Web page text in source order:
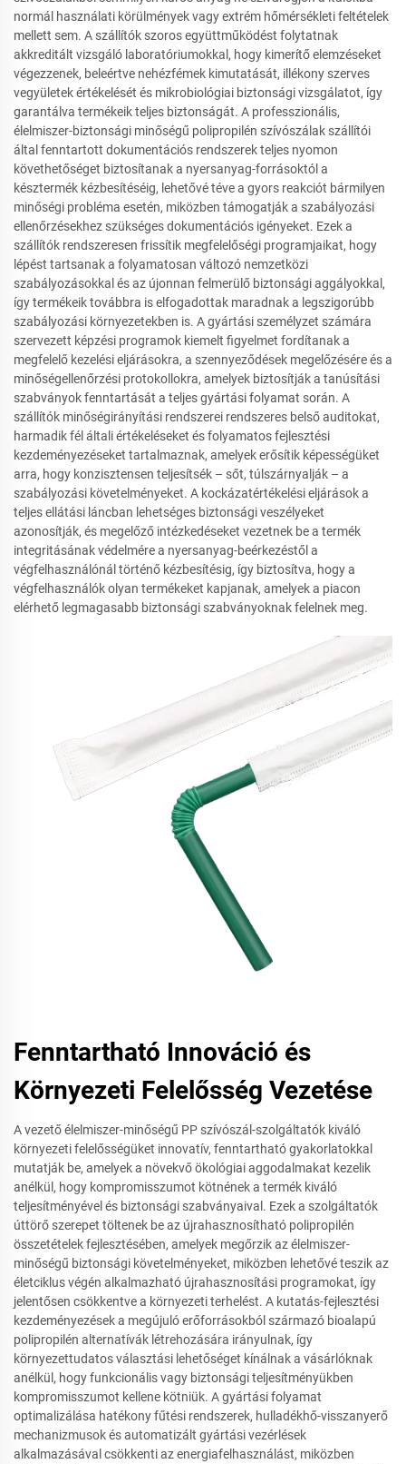
normál használati körülmények vagy extrém hőmérsékleti feltételek
mellett sem. A szállítók szoros együttműködést folytatnak
akkreditált vizsgáló laboratóriumokkal, hogy kimerítő elemzéseket
végezzenek, beleértve nehézfémek kimutatását, illékony szerves
vegyületek értékelését és mikrobiológiai biztonsági vizsgálatot, így
garantálva termékeik teljes biztonságát. A professzionális,
élelmiszer-biztonsági minőségű polipropilén szívószálak szállítói
által fenntartott dokumentációs rendszerek teljes nyomon
követhetőséget biztosítanak a nyersanyag-forrásoktól a
késztermék kézbesítéséig, lehetővé téve a gyors reakciót bármilyen
minőségi probléma esetén, miközben támogatják a szabályozási
ellenőrzésekhez szükséges dokumentációs igényeket. Ezek a
szállítók rendszeresen frissítik megfelelőségi programjaikat, hogy
lépést tartsanak a folyamatosan változó nemzetközi
szabályozásokkal és az újonnan felmerülő biztonsági aggályokkal,
így termékeik továbbra is elfogadottak maradnak a legszigorúbb
szabályozási környezetekben is. A gyártási személyzet számára
szervezett képzési programok kiemelt figyelmet fordítanak a
megfelelő kezelési eljárásokra, a szennyeződések megelőzésére és a
minőségellenőrzési protokollokra, amelyek biztosítják a tanúsítási
szabványok fenntartását a teljes gyártási folyamat során. A
szállítók minőségirányítási rendszerei rendszeres belső auditokat,
harmadik fél általi értékeléseket és folyamatos fejlesztési
kezdeményezéseket tartalmaznak, amelyek erősítik képességüket
arra, hogy konzisztensen teljesítsék – sőt, túlszárnyalják – a
szabályozási követelményeket. A kockázatértékelési eljárások a
teljes ellátási láncban lehetséges biztonsági veszélyeket
azonosítják, és megelőző intézkedéseket vezetnek be a termék
integritásának védelmére a nyersanyag-beérkezéstől a
végfelhasználónál történő kézbesítésig, így biztosítva, hogy a
végfelhasználók olyan termékeket kapjanak, amelyek a piacon
elérhető legmagasabb biztonsági szabványoknak felelnek meg.
Fenntartható Innováció és
Környezeti Felelősség Vezetése
A vezető élelmiszer-minőségű PP szívószál-szolgáltatók kiváló
környezeti felelősségüket innovatív, fenntartható gyakorlatokkal
mutatják be, amelyek a növekvő ökológiai aggodalmakat kezelik
anélkül, hogy kompromisszumot kötnének a termék kiváló
teljesítményével és biztonsági szabványaival. Ezek a szolgáltatók
úttörő szerepet töltenek be az újrahasznosítható polipropilén
összetételek fejlesztésében, amelyek megőrzik az élelmiszer-
minőségű biztonsági követelményeket, miközben lehetővé teszik az
életciklus végén alkalmazható újrahasznosítási programokat, így
jelentősen csökkentve a környezeti terhelést. A kutatás-fejlesztési
kezdeményezések a megújuló erőforrásokból származó bioalapú
polipropilén alternatívák létrehozására irányulnak, így
környezettudatos választási lehetőséget kínálnak a vásárlóknak
anélkül, hogy funkcionális vagy biztonsági teljesítményükben
kompromisszumot kellene kötniük. A gyártási folyamat
optimalizálása hatékony fűtési rendszerek, hulladékhő-visszanyerő
mechanizmusok és automatizált gyártási vezérlések
alkalmazásával csökkenti az energiafelhasználást, miközben